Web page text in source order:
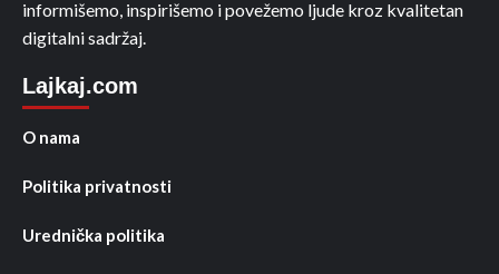
informišemo, inspirišemo i povežemo ljude kroz kvalitetan
digitalni sadržaj.
Lajkaj.com
O nama
Politika privatnosti
Urednička politika